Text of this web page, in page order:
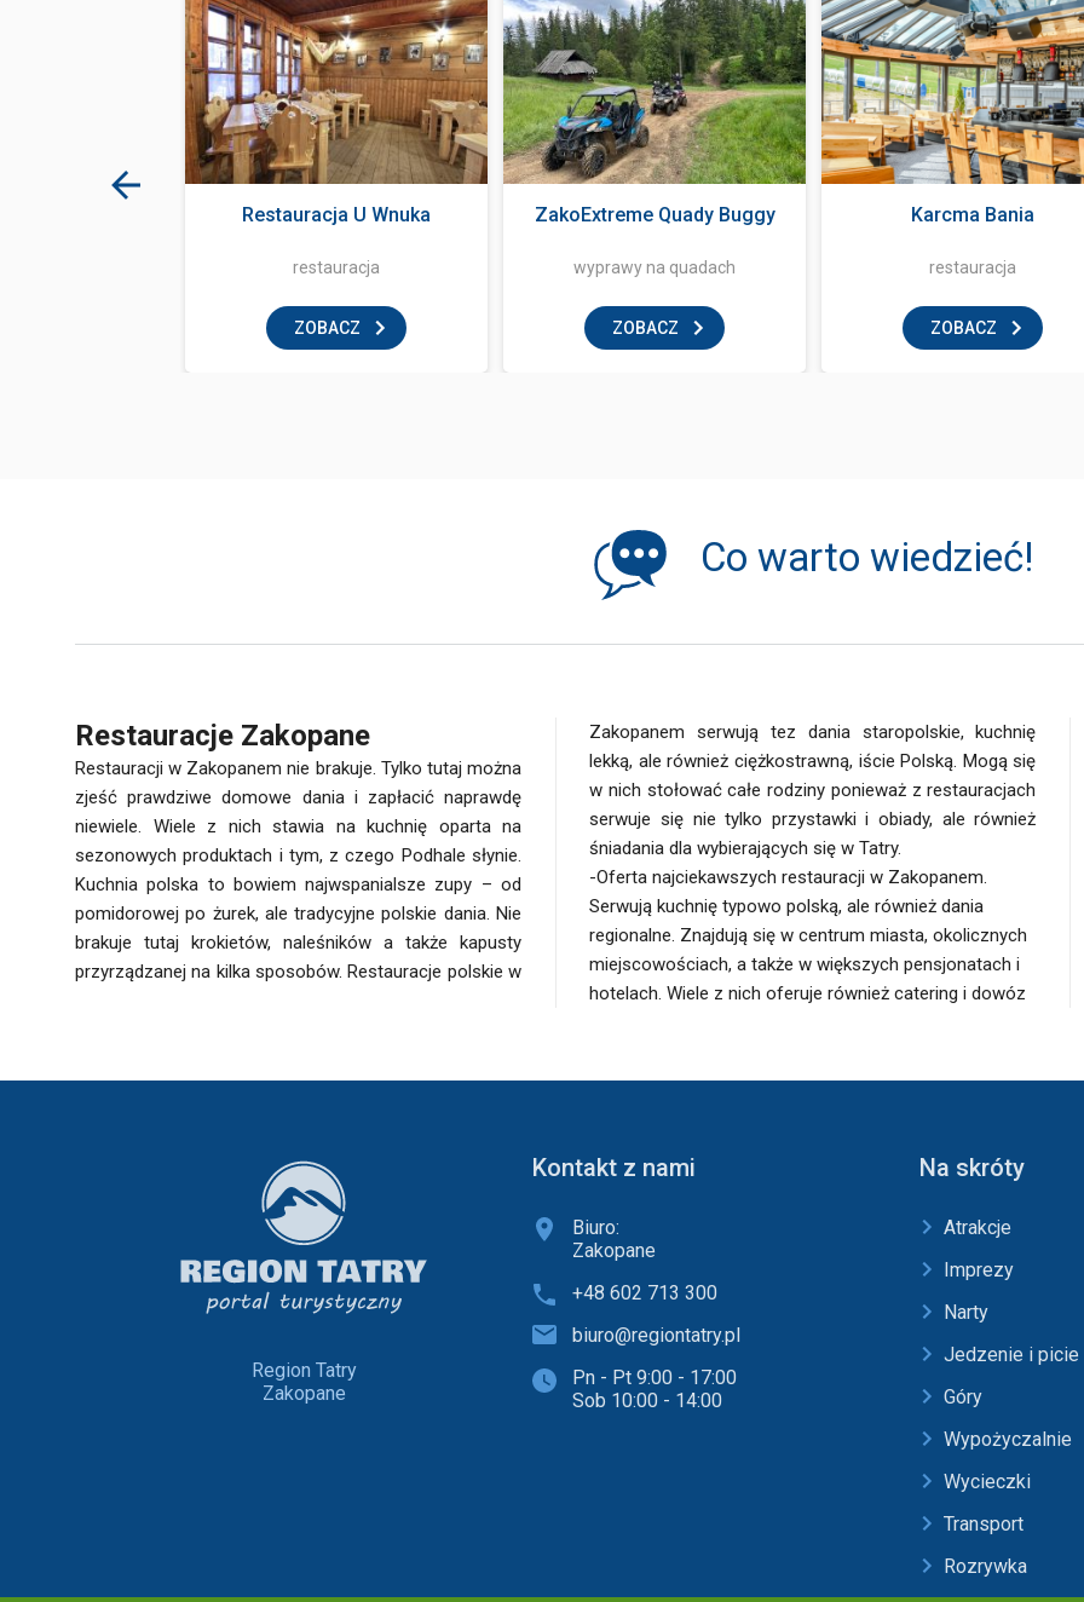
Restauracja U Wnuka
restauracja
ZOBACZ
ZakoExtreme Quady Buggy
wyprawy na quadach
ZOBACZ
Karcma Bania
restauracja
ZOBACZ
Co warto wiedzieć!
Restauracje Zakopane
Restauracji w Zakopanem nie brakuje. Tylko tutaj można
zjeść prawdziwe domowe dania i zapłacić naprawdę
niewiele. Wiele z nich stawia na kuchnię oparta na
sezonowych produktach i tym, z czego Podhale słynie.
Kuchnia polska to bowiem najwspanialsze zupy – od
pomidorowej po żurek, ale tradycyjne polskie dania. Nie
brakuje tutaj krokietów, naleśników a także kapusty
przyrządzanej na kilka sposobów. Restauracje polskie w
Zakopanem serwują tez dania staropolskie, kuchnię
lekką, ale również ciężkostrawną, iście Polską. Mogą się
w nich stołować całe rodziny ponieważ z restauracjach
serwuje się nie tylko przystawki i obiady, ale również
śniadania dla wybierających się w Tatry.
-Oferta najciekawszych restauracji w Zakopanem.
Serwują kuchnię typowo polską, ale również dania
regionalne. Znajdują się w centrum miasta, okolicznych
miejscowościach, a także w większych pensjonatach i
hotelach. Wiele z nich oferuje również catering i dowóz
uzależnione od tego, co w pojawia się na okolicznych
targowiskach i czym obrodzi tatrzańska ziemia. Kuchnia
polska to idealny wybór dla całych rodzin
Region Tatry
Zakopane
Kontakt z nami
Biuro:
Zakopane
+48 602 713 300
biuro@regiontatry.pl
Pn - Pt 9:00 - 17:00
Sob 10:00 - 14:00
Na skróty
Atrakcje
Imprezy
Narty
Jedzenie i picie
Góry
Wypożyczalnie
Wycieczki
Transport
Rozrywka